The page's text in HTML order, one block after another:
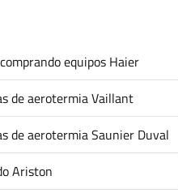
equipos Haier
de aerotermia Vaillant
de aerotermia Saunier Duval
Ariston